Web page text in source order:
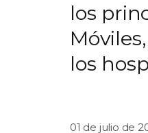
los
los
01 de julio de